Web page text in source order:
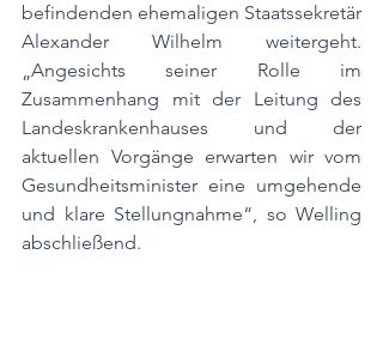
befindenden ehemaligen Staatssekretär
Alexander Wilhelm weitergeht.
„Angesichts seiner Rolle im
Zusammenhang mit der Leitung des
Landeskrankenhauses und der
aktuellen Vorgänge erwarten wir vom
Gesundheitsminister eine umgehende
und klare Stellungnahme“, so Welling
abschließend.